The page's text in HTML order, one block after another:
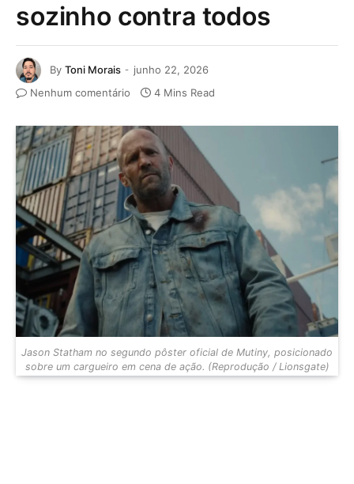
sozinho contra todos
By Toni Morais
junho 22, 2026
Nenhum comentário
4 Mins Read
Jason Statham no segundo pôster oficial de Mutiny, posicionado
sobre um cargueiro em cena de ação. (Reprodução / Lionsgate)